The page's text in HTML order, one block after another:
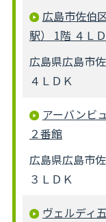
広島市佐伯
駅） 1階 ４Ｌ
広島県広島市
４ＬＤＫ
アーバンビ
２番館
広島県広島市
３ＬＤＫ
ヴェルディ